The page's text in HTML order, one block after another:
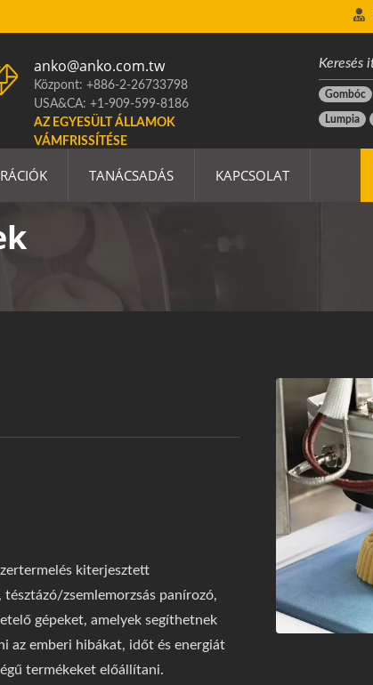
Gombóc
Lumpia
anko@anko.com.tw
Központ: +886-2-26733798
USA&CA: +1-909-599-8186
AZ EGYESÜLT ÁLLAMOK
VÁMFRISSÍTÉSE
TANÁCSADÁS KAPCSOLAT
kiterjesztett
zsemlemorzsás panírozó,
gépeket, amelyek segíthetnek
az emberi hibákat, időt és energiát
termékeket előállítani.